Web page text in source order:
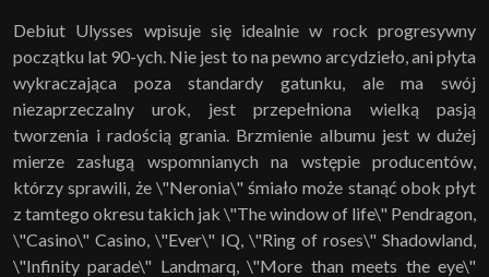
Debiut Ulysses wpisuje się idealnie w rock progresywny
początku lat 90-ych. Nie jest to na pewno arcydzieło, ani płyta
wykraczająca poza standardy gatunku, ale ma swój
niezaprzeczalny urok, jest przepełniona wielką pasją
tworzenia i radością grania. Brzmienie albumu jest w dużej
mierze zasługą wspomnianych na wstępie producentów,
którzy sprawili, że \"Neronia\" śmiało może stanąć obok płyt
z tamtego okresu takich jak \"The window of life\" Pendragon,
\"Casino\" Casino, \"Ever\" IQ, \"Ring of roses\" Shadowland,
\"Infinity parade\" Landmarq, \"More than meets the eye\"